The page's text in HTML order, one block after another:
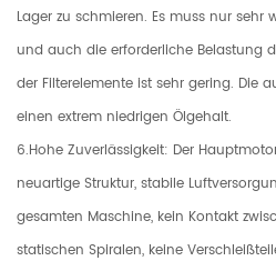
Lager zu schmieren. Es muss nur sehr
und auch die erforderliche Belastung
der Filterelemente ist sehr gering. Die
einen extrem niedrigen Ölgehalt.
6.Hohe Zuverlässigkeit: Der
neuartige Struktur, stabile
gesamten Maschine, kein Kontakt
statischen Spiralen, keine